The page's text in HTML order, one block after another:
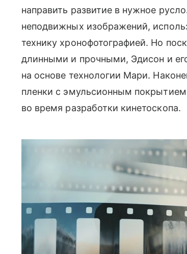
направить развитие в нужное
неподвижных изображений,
технику хронофотографией. Но
длинными и прочными, Эдисон и
на основе технологии Мари.
пленки с эмульсионным
во время разработки кинетоскопа.